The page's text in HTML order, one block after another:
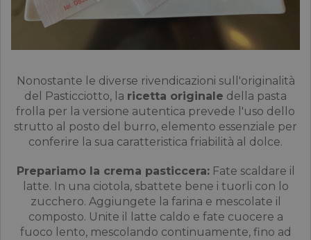
Nonostante le diverse rivendicazioni sull'originalità
del Pasticciotto, la ricetta originale della pasta
frolla per la versione autentica prevede l'uso dello
strutto al posto del burro, elemento essenziale per
conferire la sua caratteristica friabilità al dolce.
Prepariamo la crema pasticcera:Fate scaldare il
latte. In una ciotola, sbattete bene i tuorli con lo
zucchero. Aggiungete la farina e mescolate il
composto. Unite il latte caldo e fate cuocere a
fuoco lento, mescolando continuamente, fino ad